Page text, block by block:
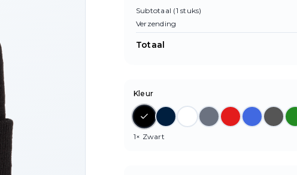
Subtotaal (1 stuks)
Verzending
Totaal
Kleur
1× Zwart